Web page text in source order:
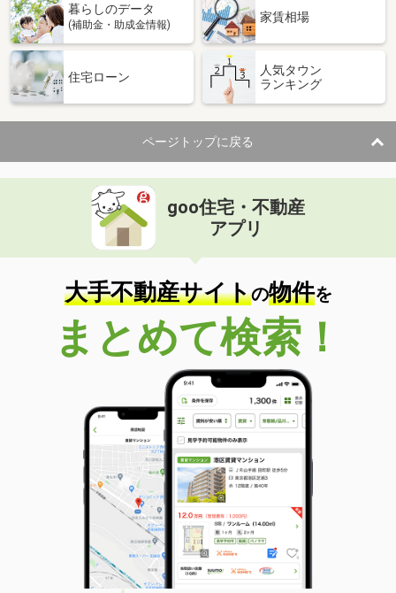
暮らしのデータ
(補助金・助成金情報)
家賃相場
住宅ローン
人気タウン
ランキング
ページトップに戻る
goo住宅・不動産
アプリ
大手不動産サイトの物件を
まとめて検索！